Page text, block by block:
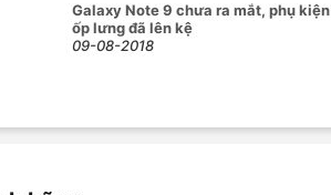
bị với cácGalaxy Note 9 chưa ra mắt, phụ kiện
ốp lưng đã lên kệ
09-08-2018